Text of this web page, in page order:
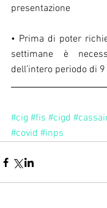
presentazione
• Prima di poter
settimane è
dell’intero periodo di
#cig #fis #cigd
#covid #inps